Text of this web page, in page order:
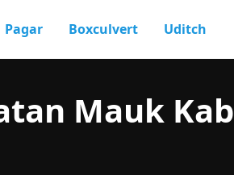
Pagar Boxculvert Uditch
Mauk Kab